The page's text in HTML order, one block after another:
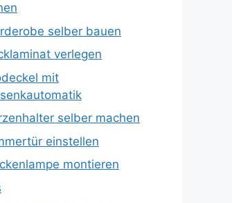
selber bauen
verlegen
mit
selber machen
einstellen
montieren